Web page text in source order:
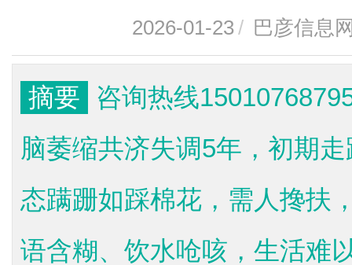
2026-01-23/ 巴彦信息
摘要
咨询热线
脑萎缩共济失调5年，初期
态蹒跚如踩棉花，需人搀扶
语含糊、饮水呛咳，生活难